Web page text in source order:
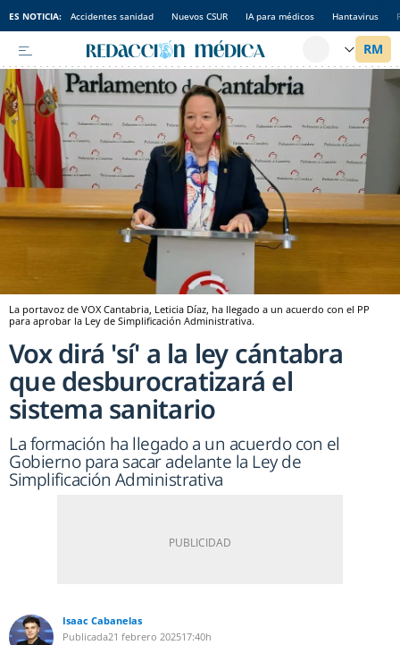
ES NOTICIA: Accidentes sanidad Nuevos CSUR IA para médicos Hantavirus
La portavoz de VOX Cantabria, Leticia Díaz, ha llegado a un acuerdo con el PP
para aprobar la Ley de Simplificación Administrativa.
Vox dirá 'sí' a la ley cántabra
que desburocratizará el
sistema sanitario
La formación ha llegado a un acuerdo con el
Gobierno para sacar adelante la Ley de
Simplificación Administrativa
Isaac Cabanelas
Publicada21 febrero 202517:40h